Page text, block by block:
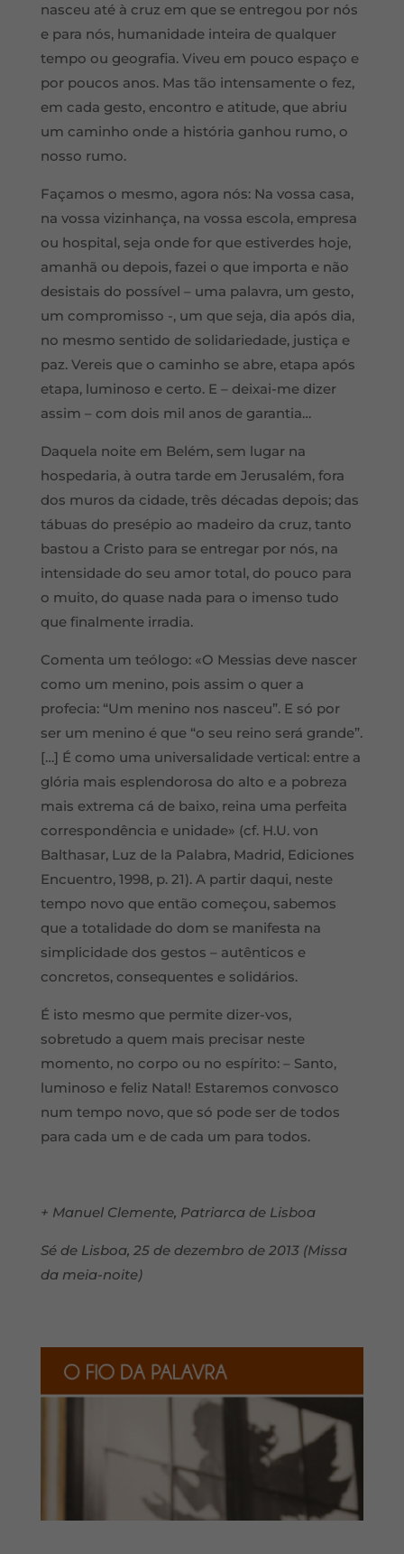
nasceu até à cruz em que se entregou por nós
e para nós, humanidade inteira de qualquer
tempo ou geografia. Viveu em pouco espaço e
por poucos anos. Mas tão intensamente o fez,
em cada gesto, encontro e atitude, que abriu
um caminho onde a história ganhou rumo, o
nosso rumo.
Façamos o mesmo, agora nós: Na vossa casa,
na vossa vizinhança, na vossa escola, empresa
ou hospital, seja onde for que estiverdes hoje,
amanhã ou depois, fazei o que importa e não
desistais do possível – uma palavra, um gesto,
um compromisso -, um que seja, dia após dia,
no mesmo sentido de solidariedade, justiça e
paz. Vereis que o caminho se abre, etapa após
etapa, luminoso e certo. E – deixai-me dizer
assim – com dois mil anos de garantia…
Daquela noite em Belém, sem lugar na
hospedaria, à outra tarde em Jerusalém, fora
dos muros da cidade, três décadas depois; das
tábuas do presépio ao madeiro da cruz, tanto
bastou a Cristo para se entregar por nós, na
intensidade do seu amor total, do pouco para
o muito, do quase nada para o imenso tudo
que finalmente irradia.
Comenta um teólogo: «O Messias deve nascer
como um menino, pois assim o quer a
profecia: “Um menino nos nasceu”. E só por
ser um menino é que “o seu reino será grande”.
[…] É como uma universalidade vertical: entre a
glória mais esplendorosa do alto e a pobreza
mais extrema cá de baixo, reina uma perfeita
correspondência e unidade» (cf. H.U. von
Balthasar, Luz de la Palabra, Madrid, Ediciones
Encuentro, 1998, p. 21). A partir daqui, neste
tempo novo que então começou, sabemos
que a totalidade do dom se manifesta na
simplicidade dos gestos – autênticos e
concretos, consequentes e solidários.
É isto mesmo que permite dizer-vos,
sobretudo a quem mais precisar neste
momento, no corpo ou no espírito: – Santo,
luminoso e feliz Natal! Estaremos convosco
num tempo novo, que só pode ser de todos
para cada um e de cada um para todos.
+ Manuel Clemente, Patriarca de Lisboa
Sé de Lisboa, 25 de dezembro de 2013 (Missa
da meia-noite)